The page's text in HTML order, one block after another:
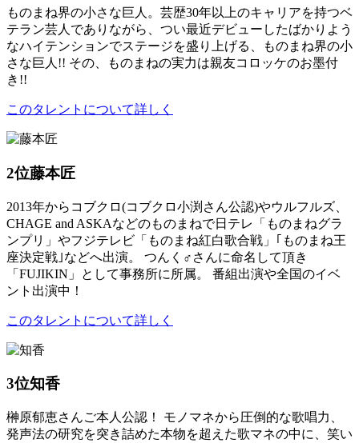
ものまね界の小さな巨人。芸歴30年以上のキャリアを持つベ
テラン芸人でありながら、つい最近デビューしたばかりよう
なハイテンションでステージを盛り上げる、ものまね界の小
さな巨人!! その、ものまねの実力は親友コロッケのお墨付
き!!
このタレントについて詳しく
2位藤本匠
2013年からコブクロ(コブクロ小渕さん公認)やウルフルズ、
CHAGE and ASKAなどのものまねで日テレ「ものまねグラ
ンプリ」やフジテレビ「ものまね紅白歌合戦」｢ものまね王
座決定戦｣などへ出演。 つんく♂さんに命名して頂き
「FUJIKIN」として事務所に所属。 番組出演や全国のイベ
ント出演中！
このタレントについて詳しく
3位知香
榊原郁恵さんご本人公認！ モノマネから圧倒的な歌唱力、
発声法の研究を突き詰めた本物を超えた歌マネの中に、笑い